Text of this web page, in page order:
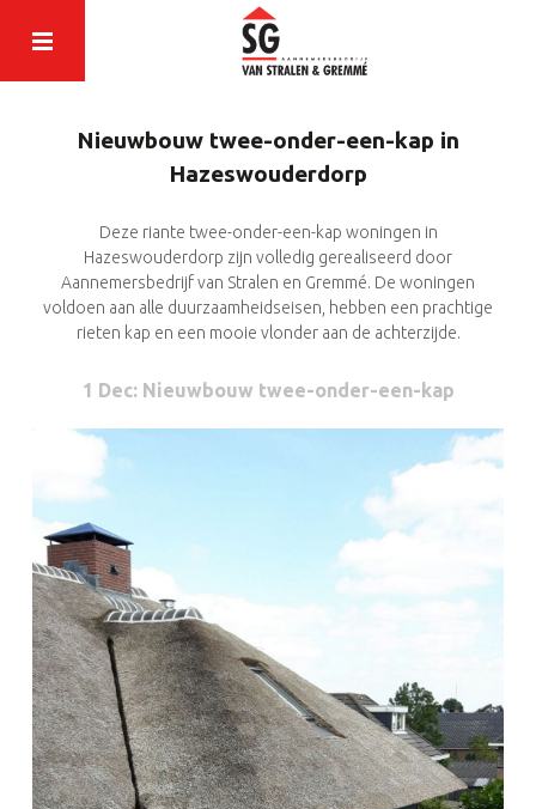
Nieuwbouw twee-onder-een-kap in
Hazeswouderdorp
Deze riante twee-onder-een-kap woningen in
Hazeswouderdorp zijn volledig gerealiseerd door
Aannemersbedrijf van Stralen en Gremmé. De woningen
voldoen aan alle duurzaamheidseisen, hebben een prachtige
rieten kap en een mooie vlonder aan de achterzijde.
1 Dec: Nieuwbouw twee-onder-een-kap